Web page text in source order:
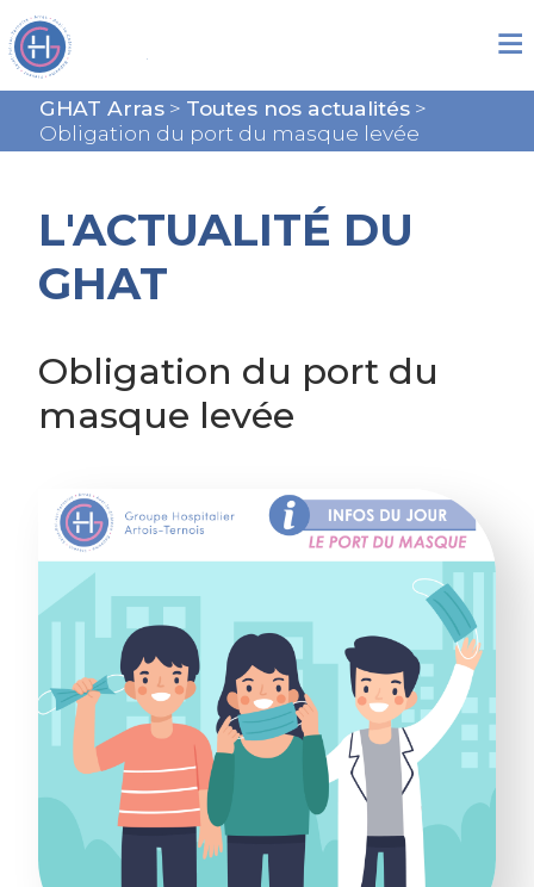
GHAT Arras> Toutes nos actualités>
Obligation du port du masque levée
L'ACTUALITÉ DU
GHAT
Obligation du port du
masque levée